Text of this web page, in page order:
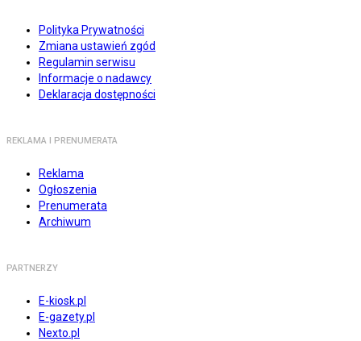
Polityka Prywatności
Zmiana ustawień zgód
Regulamin serwisu
Informacje o nadawcy
Deklaracja dostępności
REKLAMA I PRENUMERATA
Reklama
Ogłoszenia
Prenumerata
Archiwum
PARTNERZY
E-kiosk.pl
E-gazety.pl
Nexto.pl